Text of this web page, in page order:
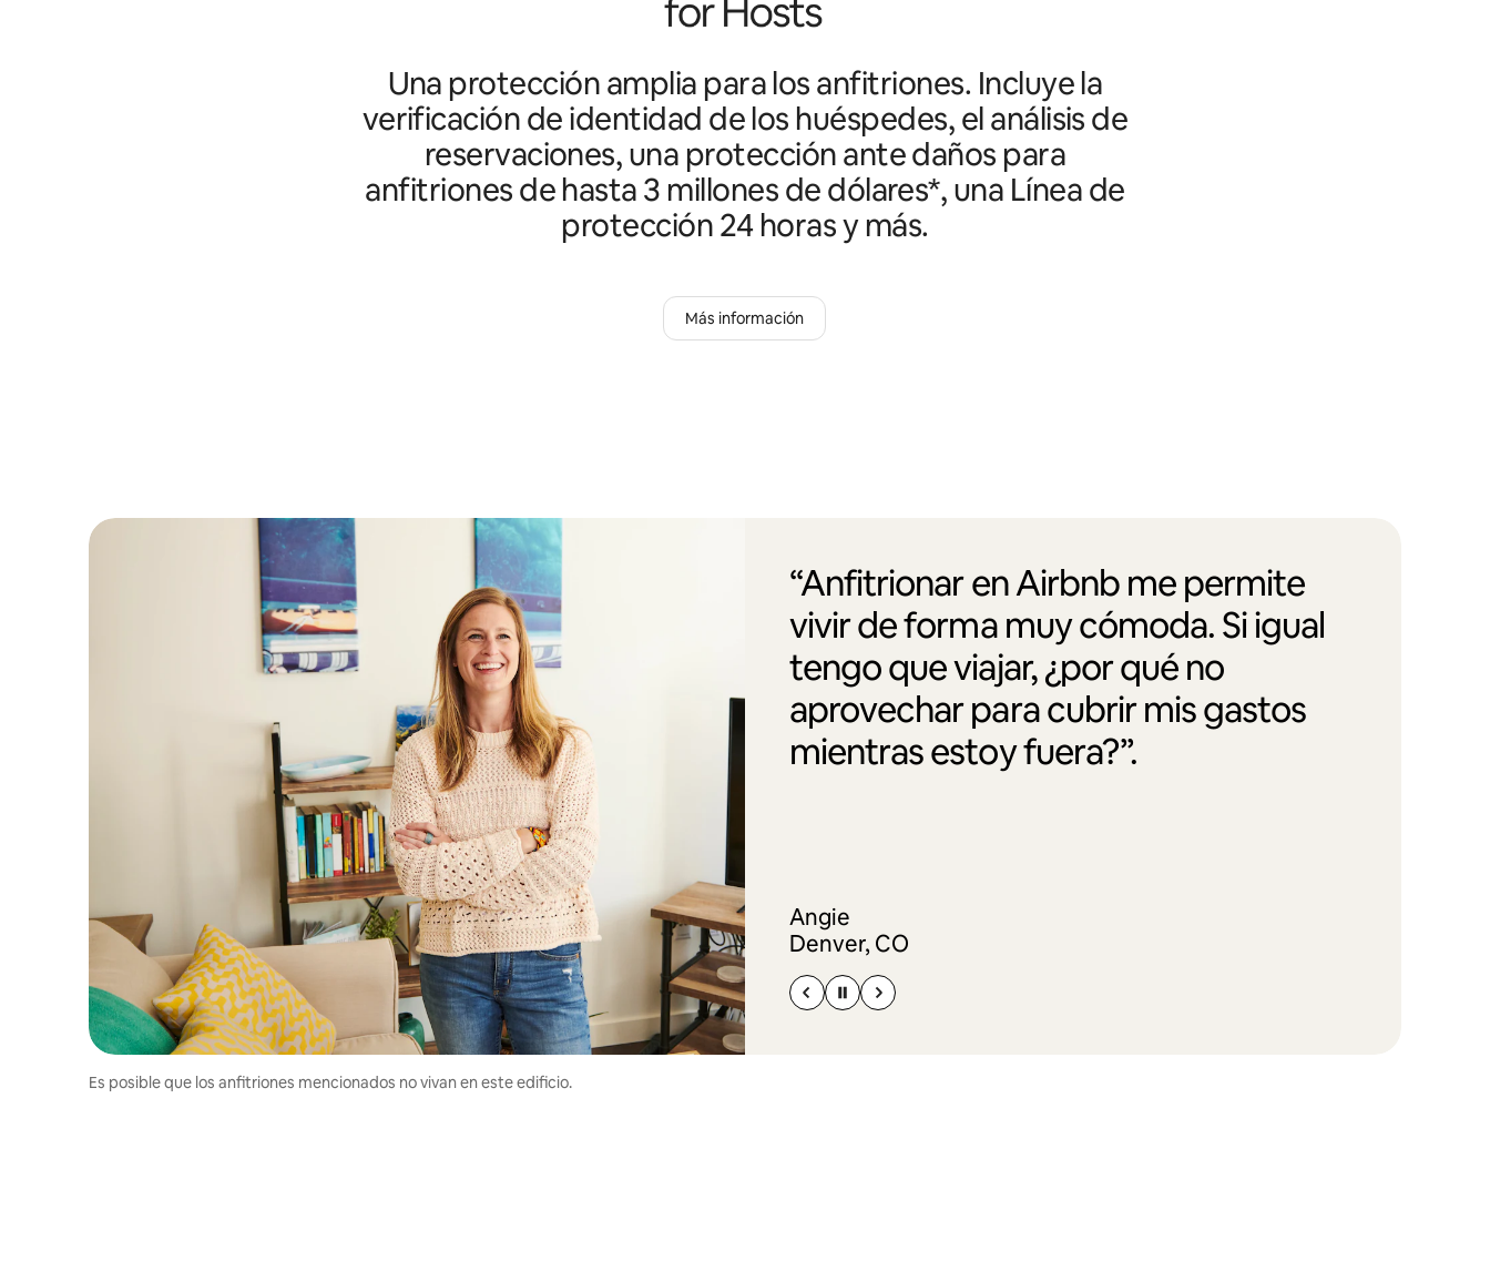
Una protección amplia para los anfitriones. Incluye la
verificación de identidad de los huéspedes, el análisis de
reservaciones, una protección ante daños para
anfitriones de hasta 3 millones de dólares*, una Línea de
protección 24 horas y más.
Más información
“Anfitrionar en Airbnb me permite
vivir de forma muy cómoda. Si igual
tengo que viajar, ¿por qué no
aprovechar para cubrir mis gastos
mientras estoy fuera?”.
Angie
Denver, CO
Es posible que los anfitriones mencionados no vivan en este edificio.